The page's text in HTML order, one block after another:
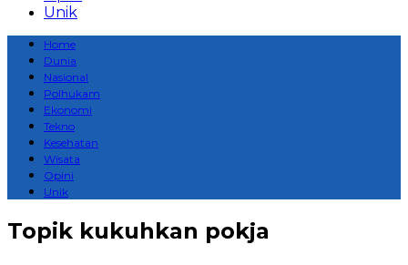
Unik
Home
Dunia
Nasional
Polhukam
Ekonomi
Tekno
Kesehatan
Wisata
Opini
Unik
Topik kukuhkan pokja